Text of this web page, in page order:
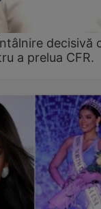
decisivă
a prelua CFR.